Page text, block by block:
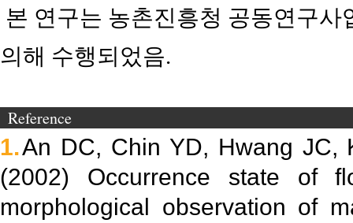
본 연구는 농촌진흥청 공동연구사
의해 수행되었음.
Reference
1.An DC, Chin YD, Hwang JC,
(2002) Occurrence state of
morphological observation of